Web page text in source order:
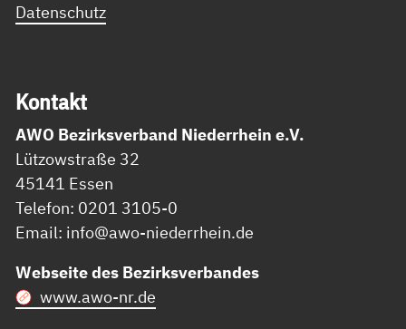
Datenschutz
Kon­takt
AWO Bezirksverband Niederrhein e.V.
Lützowstraße 32
45141 Essen
Telefon: 0201 3105-0
Email: info@awo-niederrhein.de
Webseite des Bezirksverbandes
www.awo-nr.de